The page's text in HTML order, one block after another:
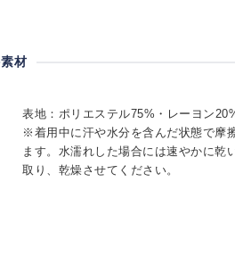
素材
表地：ポリエステル75%・レーヨン
※着用中に汗や水分を含んだ状態で摩
ます。水濡れした場合には速やかに乾
取り、乾燥させてください。